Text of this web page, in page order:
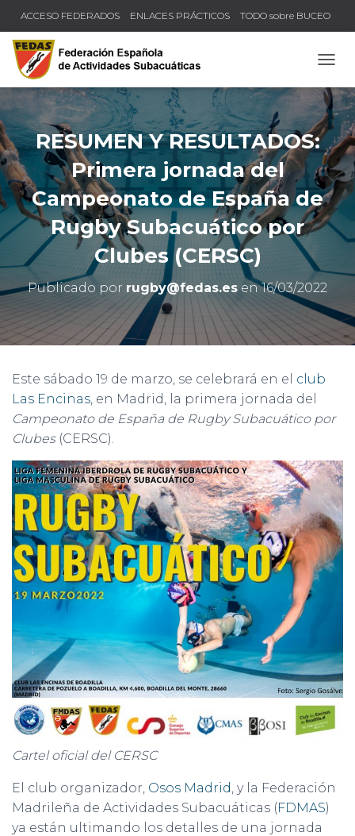
ACCESO FEDERADOS ENLACES PRÁCTICOS TODO sobre BUCEO
COMPRUEBA TU TÍTULO Y LICENCIA
RESUMEN Y RESULTADOS:
Primera jornada del
Campeonato de España de
Rugby Subacuático por
Clubes (CERSC)
Publicado por rugby@fedas.es en16/03/2022
Este sábado 19 de marzo, se celebrará en el club
Las Encinas, en Madrid, la primera jornada del
Campeonato de España de Rugby Subacuático por
Clubes(CERSC).
Cartel oficial del CERSC
El club organizador, Osos Madrid , y la Federación
Madrileña de Actividades Subacuáticas (FDMAS)
ya están ultimando los detalles de una jornada